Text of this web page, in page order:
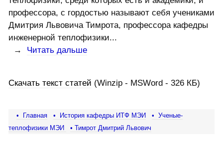
профессора, с гордостью называют себя учениками
Дмитрия Львовича Тимрота, профессора кафедры
инженерной теплофизики...
→ Читать дальше
Скачать текст статей (Winzip - MSWord - 326 КБ)
• Главная • История кафедры ИТФ МЭИ
• Ученые-
теплофизики МЭИ
• Тимрот Дмитрий Львович